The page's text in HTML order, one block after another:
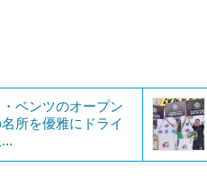
ベンツのオープン
所を優雅にドライ